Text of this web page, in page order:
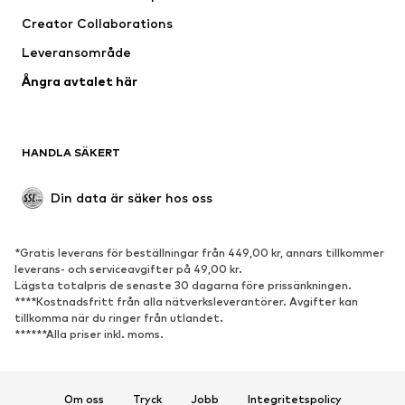
Creator Collaborations
Leveransområde
Ångra avtalet här
HANDLA SÄKERT
Din data är säker hos oss
*Gratis leverans för beställningar från 449,00 kr, annars tillkommer
leverans- och serviceavgifter på 49,00 kr.
Lägsta totalpris de senaste 30 dagarna före prissänkningen.
****Kostnadsfritt från alla nätverksleverantörer. Avgifter kan
tillkomma när du ringer från utlandet.
******Alla priser inkl. moms.
Om oss Tryck Jobb Integritetspolicy